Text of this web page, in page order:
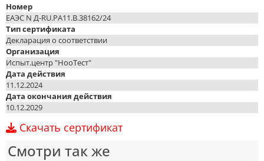
Номер
ЕАЭС N Д-RU.PA11.B.38162/24
Тип сертификата
Декларация о соответствии
Организация
Испыт.центр "НооТест"
Дата действия
11.12.2024
Дата окончания действия
10.12.2029
Скачать сертификат
Смотри так же